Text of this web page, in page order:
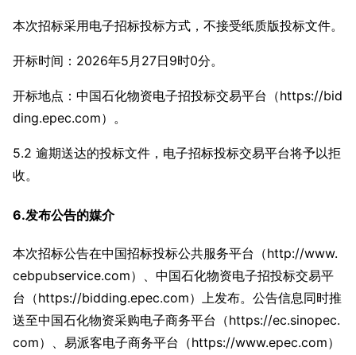
本次招标采用电子招标投标方式，不接受纸质版投标文件。
开标时间：2026年5月27日9时0分。
开标地点：中国石化物资电子招投标交易平台（https://bid
ding.epec.com）。
5.2 逾期送达的投标文件，电子招标投标交易平台将予以拒
收。
6.发布公告的媒介
本次招标公告在中国招标投标公共服务平台（http://www.
cebpubservice.com）、中国石化物资电子招投标交易平
台（https://bidding.epec.com）上发布。公告信息同时推
送至中国石化物资采购电子商务平台（https://ec.sinopec.
com）、易派客电子商务平台（https://www.epec.com）